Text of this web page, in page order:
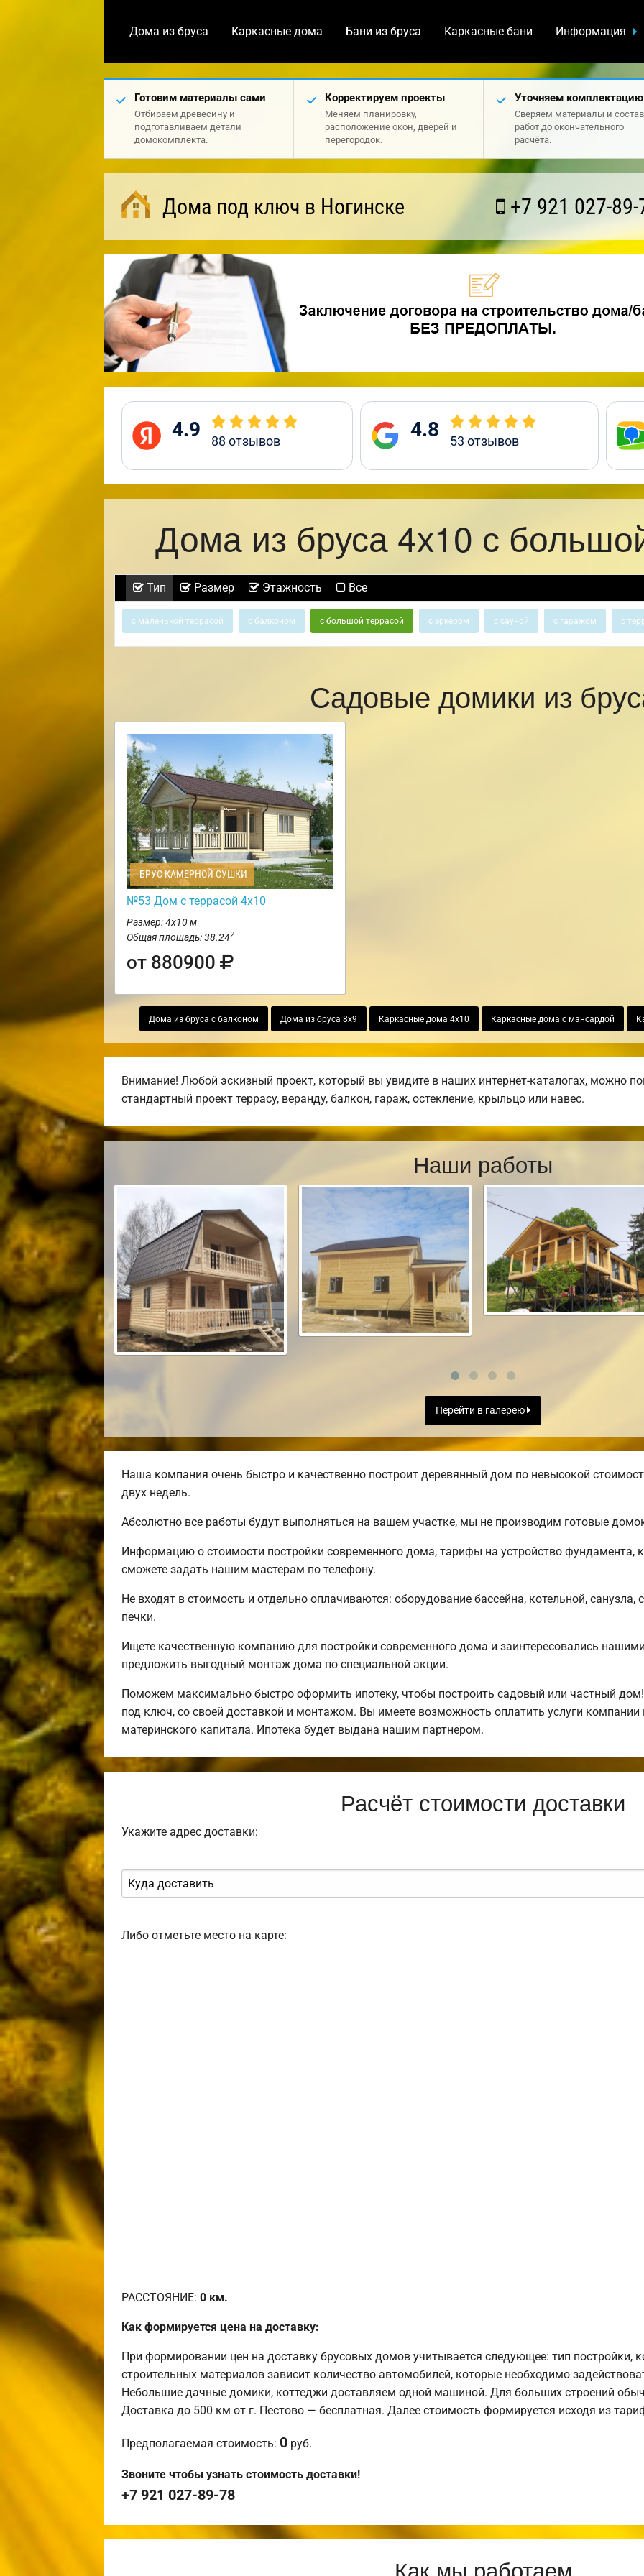
Дома из бруса Каркасные дома Бани из бруса Каркасные бани Информация
Готовим материалы сами
Отбираем древесину и
подготавливаем детали
домокомплекта.
Корректируем проекты
Меняем планировку,
расположение окон, дверей и
перегородок.
Уточняем комплектацию
Сверяем материалы и состав
работ до окончательного
расчёта.
Дома под ключ в Ногинске +7 921 027-89-
4.9 88 отзывов 4.8 53 отзывов
Дома из бруса 4х10 с
Тип Размер Этажность Все
с маленькой террасой с балконом с большой террасой с эркером с сауной с гаражом с
Садовые домики из
БРУС КАМЕРНОЙ СУШКИ
№53 Дом с террасой 4х10
Размер: 4х10 м
Общая площадь: 38.242
от 880900
Дома из бруса с балконом Дома из бруса 8х9 Каркасные дома 4х10 Каркасные дома с мансардой
Внимание! Любой эскизный проект, который вы увидите в наших интернет-каталогах, можно
стандартный проект террасу, веранду, балкон, гараж, остекление, крыльцо или навес.
Наши работы
Перейти в галерею
Наша компания очень быстро и качественно построит деревянный дом по невысокой
двух недель.
Абсолютно все работы будут выполняться на вашем участке, мы не производим готовые
Информацию о стоимости постройки современного дома, тарифы на устройство фундамента,
сможете задать нашим мастерам по телефону.
Не входят в стоимость и отдельно оплачиваются: оборудование бассейна, котельной,
печки.
Ищете качественную компанию для постройки современного дома и заинтересовались
предложить выгодный монтаж дома по специальной акции.
Поможем максимально быстро оформить ипотеку, чтобы построить садовый или частный
под ключ, со своей доставкой и монтажом. Вы имеете возможность оплатить услуги
материнского капитала. Ипотека будет выдана нашим партнером.
Расчёт стоимости доставки
Укажите адрес доставки:
Либо отметьте место на карте:
РАССТОЯНИЕ: 0 км.
Как формируется цена на доставку:
При формировании цен на доставку брусовых домов учитывается следующее: тип постройки,
строительных материалов зависит количество автомобилей, которые необходимо
Небольшие дачные домики, коттеджи доставляем одной машиной. Для больших строений
Доставка до 500 км от г. Пестово — бесплатная. Далее стоимость формируется исходя из
Предполагаемая стоимость: 0 руб.
Звоните чтобы узнать стоимость доставки!
+7 921 027-89-78
Как мы работаем